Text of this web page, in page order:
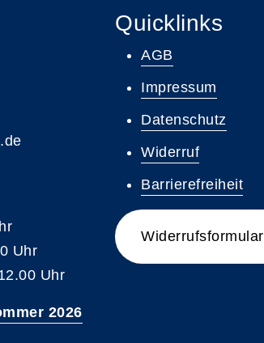
Uhr
Uhr
2026
Quicklinks
AGB
Impressum
Datenschutz
Widerruf
Barrierefreiheit
Widerrufsformular